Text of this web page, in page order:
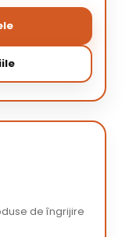
de îngrijire